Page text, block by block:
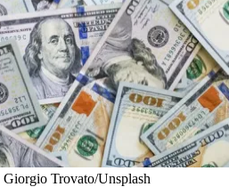
Giorgio Trovato/Unsplash